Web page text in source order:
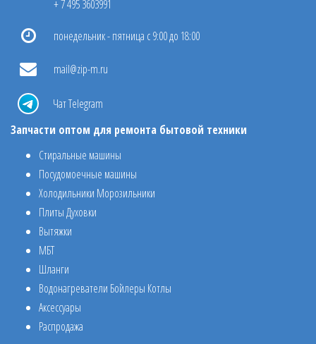
+ 7 495 3603991
понедельник - пятница с 9:00 до 18:00
mail@zip-m.ru
Чат Telegram
Запчасти оптом для ремонта бытовой техники
Стиральные машины
Посудомоечные машины
Холодильники Морозильники
Плиты Духовки
Вытяжки
МБТ
Шланги
Водонагреватели Бойлеры Котлы
Аксессуары
Распродажа